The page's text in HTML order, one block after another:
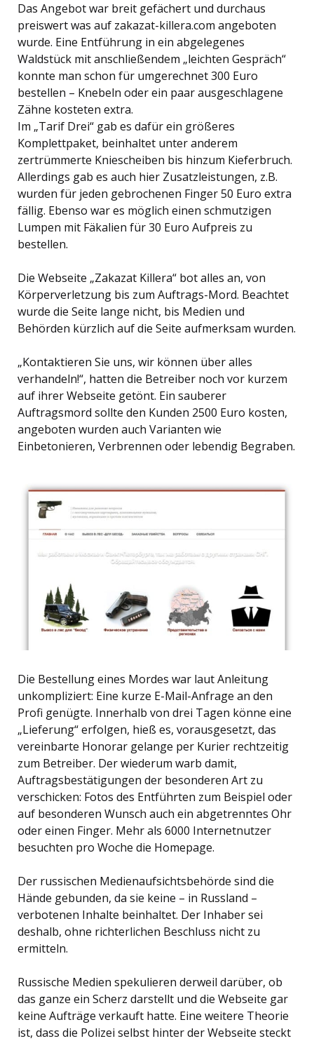
Das Angebot war breit gefächert und durchaus
preiswert was auf zakazat-killera.com angeboten
wurde. Eine Entführung in ein abgelegenes
Waldstück mit anschließendem „leichten Gespräch“
konnte man schon für umgerechnet 300 Euro
bestellen – Knebeln oder ein paar ausgeschlagene
Zähne kosteten extra.
Im „Tarif Drei“ gab es dafür ein größeres
Komplettpaket, beinhaltet unter anderem
zertrümmerte Kniescheiben bis hinzum Kieferbruch.
Allerdings gab es auch hier Zusatzleistungen, z.B.
wurden für jeden gebrochenen Finger 50 Euro extra
fällig. Ebenso war es möglich einen schmutzigen
Lumpen mit Fäkalien für 30 Euro Aufpreis zu
bestellen.
Die Webseite „Zakazat Killera“ bot alles an, von
Körperverletzung bis zum Auftrags-Mord. Beachtet
wurde die Seite lange nicht, bis Medien und
Behörden kürzlich auf die Seite aufmerksam wurden.
„Kontaktieren Sie uns, wir können über alles
verhandeln!“, hatten die Betreiber noch vor kurzem
auf ihrer Webseite getönt. Ein sauberer
Auftragsmord sollte den Kunden 2500 Euro kosten,
angeboten wurden auch Varianten wie
Einbetonieren, Verbrennen oder lebendig Begraben.
Die Bestellung eines Mordes war laut Anleitung
unkompliziert: Eine kurze E-Mail-Anfrage an den
Profi genügte. Innerhalb von drei Tagen könne eine
„Lieferung“ erfolgen, hieß es, vorausgesetzt, das
vereinbarte Honorar gelange per Kurier rechtzeitig
zum Betreiber. Der wiederum warb damit,
Auftragsbestätigungen der besonderen Art zu
verschicken: Fotos des Entführten zum Beispiel oder
auf besonderen Wunsch auch ein abgetrenntes Ohr
oder einen Finger. Mehr als 6000 Internetnutzer
besuchten pro Woche die Homepage.
Der russischen Medienaufsichtsbehörde sind die
Hände gebunden, da sie keine – in Russland –
verbotenen Inhalte beinhaltet. Der Inhaber sei
deshalb, ohne richterlichen Beschluss nicht zu
ermitteln.
Russische Medien spekulieren derweil darüber, ob
das ganze ein Scherz darstellt und die Webseite gar
keine Aufträge verkauft hatte. Eine weitere Theorie
ist, dass die Polizei selbst hinter der Webseite steckt